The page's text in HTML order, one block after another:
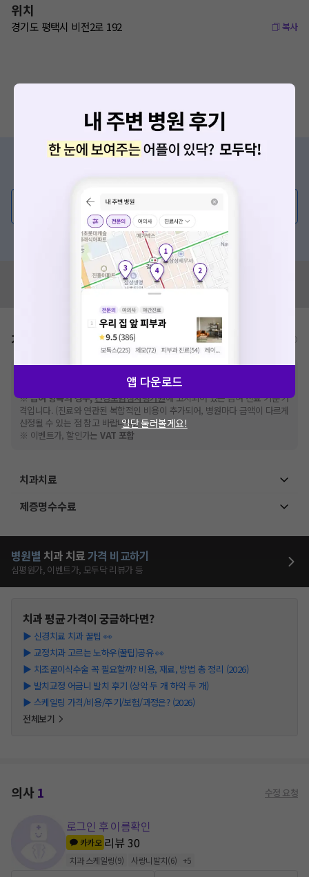
위치
경기도 평택시 비전2로 192 복사
💬 무엇이든 물어보세요
혹은, 의료상담 서비스에 다양한 게시글 보러가기
혹시 잘못된 병원정보가 있나요?
모두닥 팀에 알려주세요!
가격표 비급여/급여 진료란?
추가비용 등으로 실제 가격과 상이할 수 있으니, 정확
한 가격은 해당 의료기관에 직접 문의해주세요.
※급여 항목의 경우,건강보험심사평가원에 고지되어 있는 급여 진료 기준 가
격입니다. (진료와 연관된 복합적인 비용이 추가되어, 병원마다 금액이 다르게
산정될 수 있는 점 참고 바랍니다.)
※ 이벤트가, 할인가는VAT 포함
치과치료
제증명수수료
병원별 치과 치료가격 비교하기
심평원가, 이벤트가, 모두닥 리뷰가 등
치과평균 가격이 궁금하다면?
▶ 신경치료 치과 꿀팁 👀
▶ 교정치과 고르는 노하우(꿀팁)공유 👀
▶ 치조골이식수술 꼭 필요할까? 비용, 재료, 방법 총 정리 (2026)
▶ 발치교정 어금니 발치 후기 (상악 두 개 하악 두 개)
▶ 스케일링 가격/비용/주기/보험/과정은? (2026)
전체보기
의사1 수정 요청
로그인 후 이름확인
카카오 리뷰30
치과 스케일링(9) 사랑니발치(6) +5
앱 다운로드
일단 둘러볼게요!